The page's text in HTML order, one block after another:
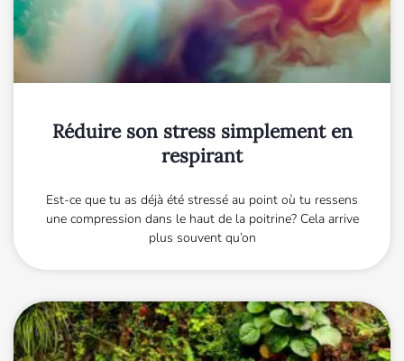
Réduire son stress simplement en
respirant
Est-ce que tu as déjà été stressé au point où tu ressens
une compression dans le haut de la poitrine? Cela arrive
plus souvent qu’on